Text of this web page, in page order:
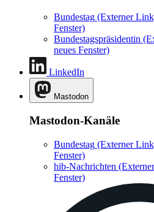
Bundestag (Externer
Fenster)
Bundestagspräsidentin
neues Fenster)
LinkedIn
Mastodon
Mastodon-Kanäle
Bundestag (Externer
Fenster)
hib-Nachrichten
Fenster)